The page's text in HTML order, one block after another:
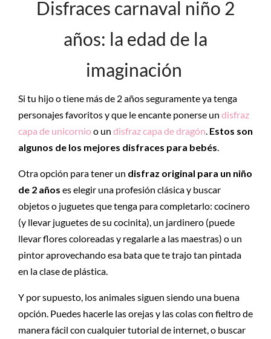
Disfraces carnaval niño 2
años: la edad de la
imaginación
Si tu hijo o tiene más de 2 años seguramente ya tenga
personajes favoritos y que le encante ponerse un disfraz
capa de unicornioo un disfraz capa de dragón. Estos son
algunos de los mejores disfraces para bebés.
Otra opción para tener un disfraz original para un niño
de 2 años es elegir una profesión clásica y buscar
objetos o juguetes que tenga para completarlo: cocinero
(y llevar juguetes de su cocinita), un jardinero (puede
llevar flores coloreadas y regalarle a las maestras) o un
pintor aprovechando esa bata que te trajo tan pintada
en la clase de plástica.
Y por supuesto, los animales siguen siendo una buena
opción. Puedes hacerle las orejas y las colas con fieltro de
manera fácil con cualquier tutorial de internet, o buscar